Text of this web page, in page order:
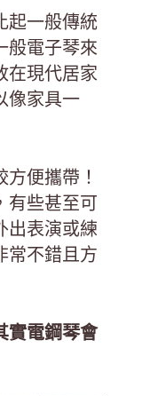
起一般傳統
般電子琴來
在現代居家
像家具一
便攜帶！
有些甚至可
出表演或練
常不錯且方
實電鋼琴會